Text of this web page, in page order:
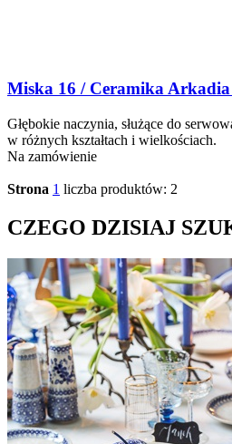
Miska 16 / Ceramika Arkadia
Głębokie naczynia, służące do
w różnych kształtach i wielkościach.
Na zamówienie
Strona 1 liczba produktów: 2
CZEGO DZISIAJ